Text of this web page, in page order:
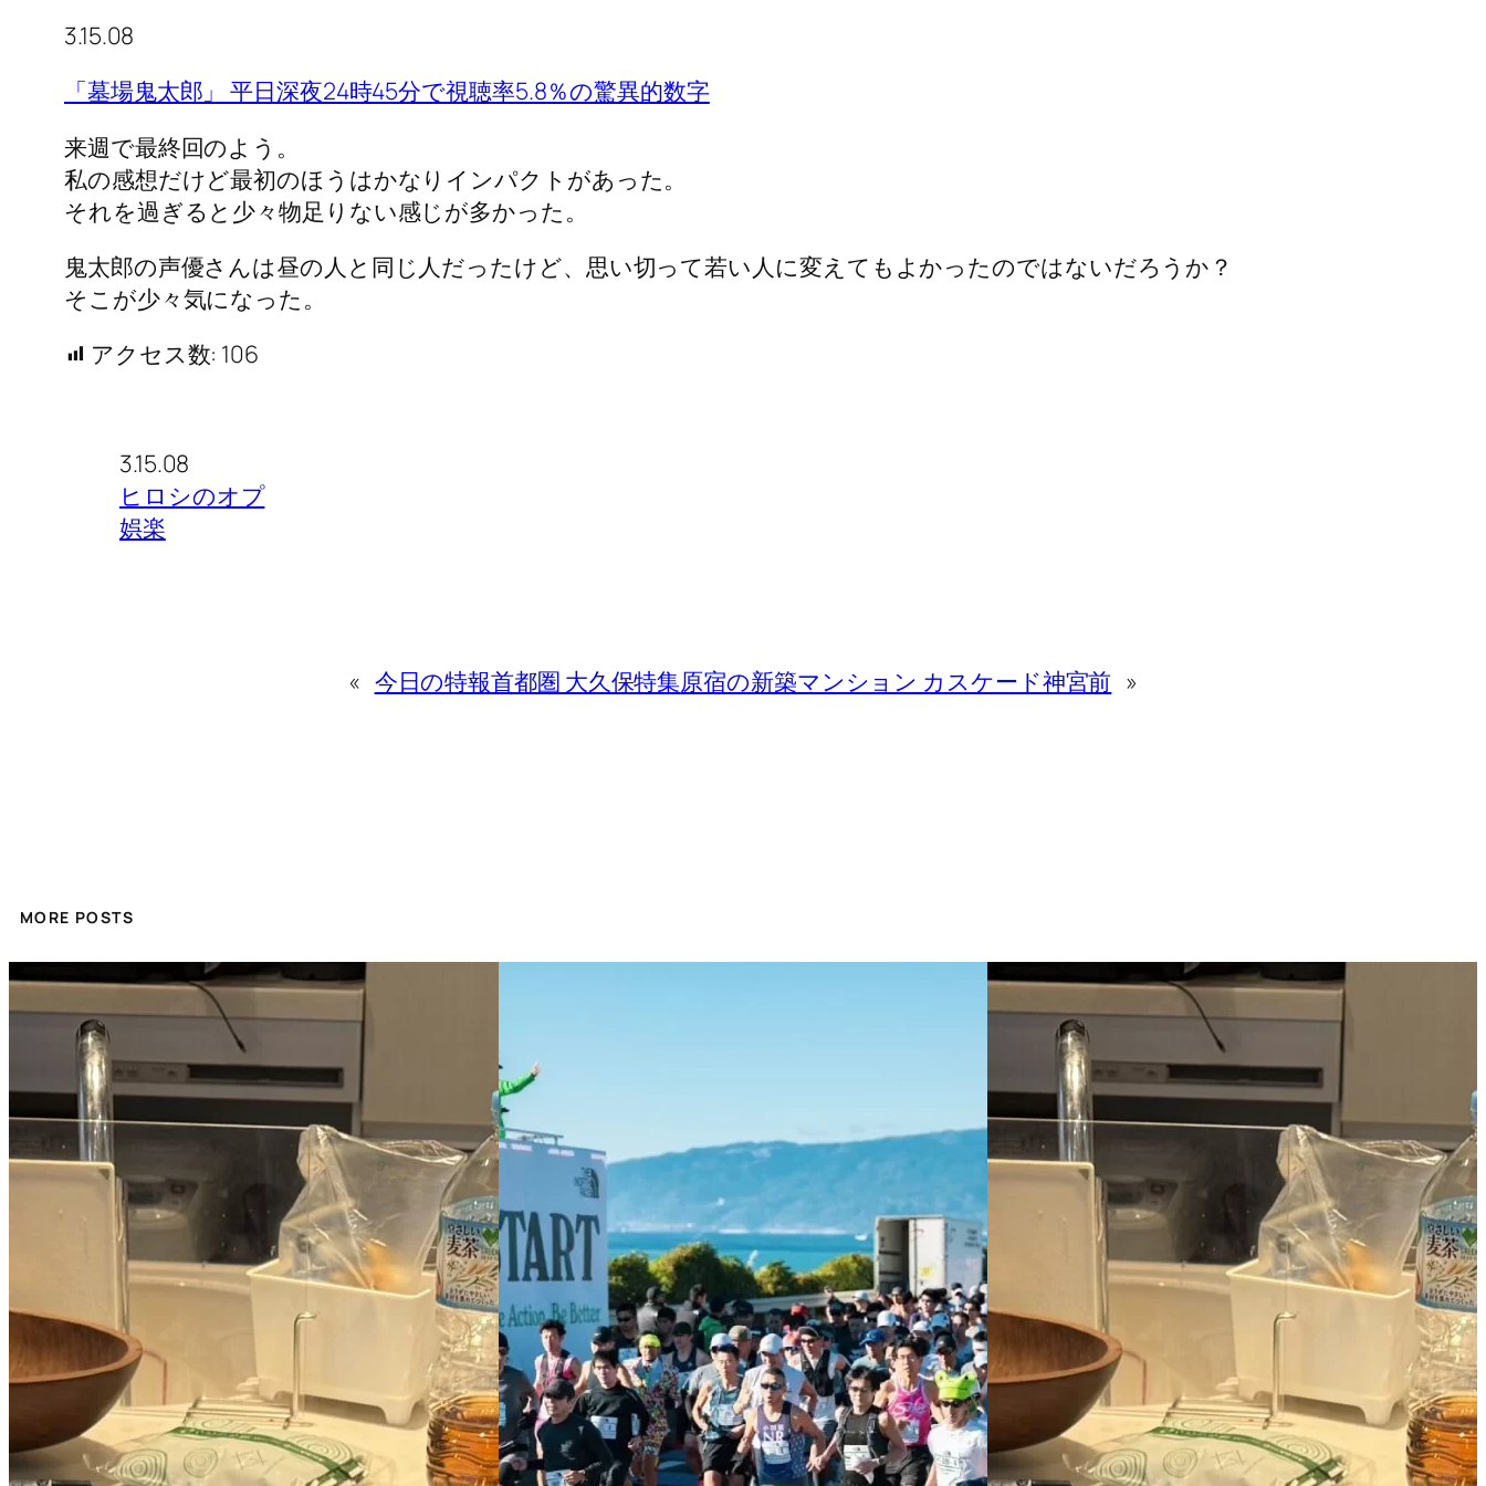
3.15.08
「墓場鬼太郎」 平日深夜24時45分で視聴率5.8％の驚異的数字
来週で最終回のよう。
私の感想だけど最初のほうはかなりインパクトがあった。
それを過ぎると少々物足りない感じが多かった。
鬼太郎の声優さんは昼の人と同じ人だったけど、思い切って若い人に変えてもよかったのではないだろうか？
そこが少々気になった。
アクセス数: 106
3.15.08
ヒロシのオプ
娯楽
« 今日の特報首都圏 大久保特集原宿の新築マンション カスケード神宮前 »
MORE POSTS